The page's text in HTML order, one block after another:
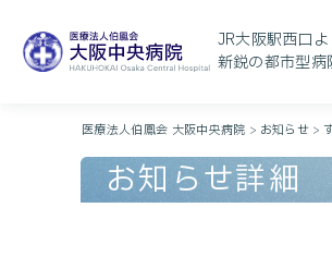
JR大阪駅西口よ
新鋭の都市型病
医療法人伯鳳会 大阪中央病院 > お知らせ>
お知らせ詳細